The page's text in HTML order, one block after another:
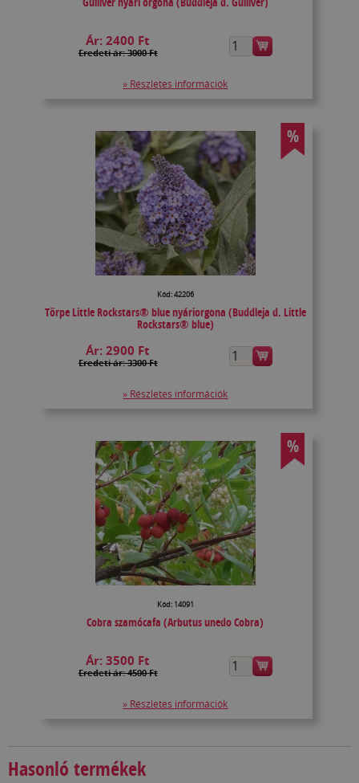
Ár:2400 Ft
Eredeti ár: 3000 Ft
» Részletes információk
%
Kód: 42206
Törpe Little Rockstars® blue nyáriorgona (Buddleja d. Little
Rockstars® blue)
Ár:2900 Ft
Eredeti ár: 3300 Ft
» Részletes információk
%
Kód: 14091
Cobra szamócafa (Arbutus unedo Cobra)
Ár:3500 Ft
Eredeti ár: 4500 Ft
» Részletes információk
Hasonló termékek